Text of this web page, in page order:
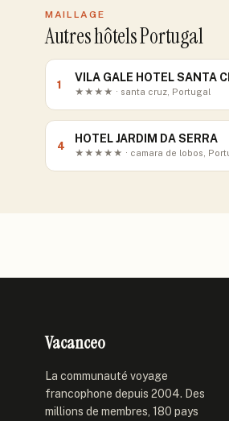
MAILLAGE
Autres hôtels Portugal
1
VILA GALE HOTEL SANTA
★★★★ · santa cruz, Portugal
4
HOTEL JARDIM DA SERRA
★★★★★ · camara de lobos,
Vacanceo
La communauté voyage
francophone depuis 2004. Des
millions de membres, 180 pays